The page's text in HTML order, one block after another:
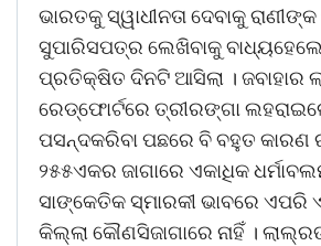
ଭାରତକୁ ସ୍ୱାଧୀନତା ଦେବାକୁ
ସୁପାରିସପତ୍ର ଲେଖିବାକୁ
ପ୍ରତିକ୍ଷିତ ଦିନଟି ଆସିଲା । ଜବାହାର
ରେଡ୍ଫୋର୍ଟରେ ତ୍ରୀରଙ୍ଗା
ପସନ୍ଦକରିବା ପଛରେ ବି ବହୁତ କାରଣ
୨୫୫ଏକର ଜାଗାରେ ଏକାଧିକ
ସାଙ୍କେତିକ ସ୍ମାରକୀ ଭାବରେ ଏପରି
କିଲ୍ଲା କୌଣସିଜାଗାରେ ନାହିଁ ।